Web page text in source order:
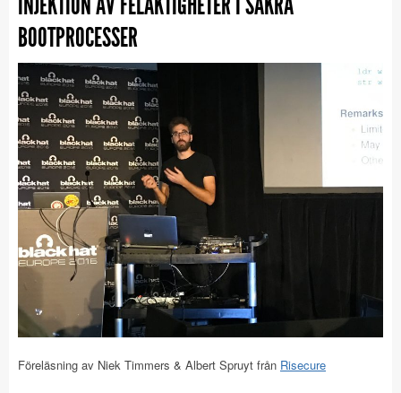
BOOTPROCESSER
Föreläsning av Niek Timmers & Albert Spruyt från Risecure